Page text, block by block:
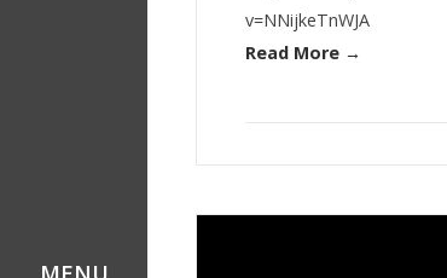
v=NNijkeTnWJA
Read More →